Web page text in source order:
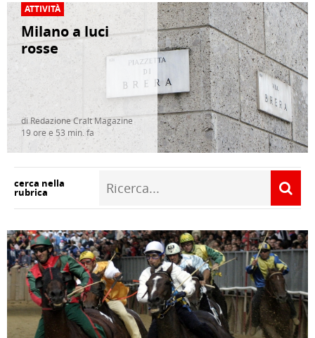
ATTIVITÀ
Milano a luci
rosse
di Redazione Cralt Magazine
19 ore e 53 min. fa
cerca nella
rubrica